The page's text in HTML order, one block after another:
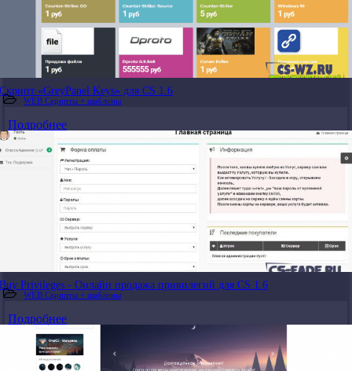
Скрипт «GreyPanel Keys» для CS 1.6
WEB Скрипты + шаблоны
Подробнее
Buy Privileges - Онлайн продажа привилегий для CS 1.6
WEB Скрипты + шаблоны
Подробнее